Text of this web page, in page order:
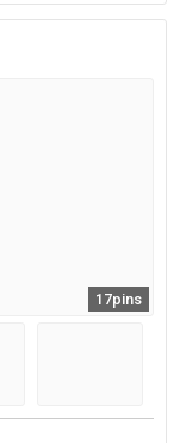
17pins